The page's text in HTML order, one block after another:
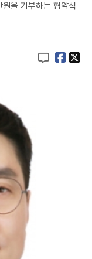
을 기부하는 협약식